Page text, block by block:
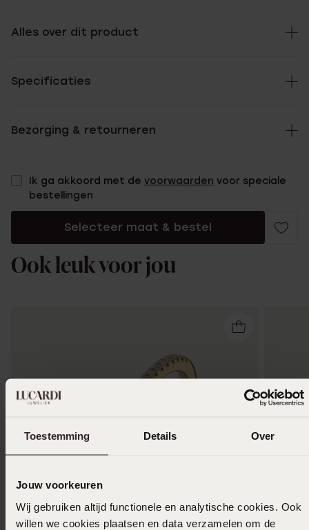
Toestemming Details Over
Jouw voorkeuren
Wij gebruiken altijd functionele en analytische cookies. Ook
willen we cookies plaatsen en data verzamelen om de
Alles over dit product
Specificaties
Bezorging & retourneren
Ik ga akkoord met de voorwaarden voor speciale
bestellingen
Selecteer maat & bestel
Ook leuk voor jou